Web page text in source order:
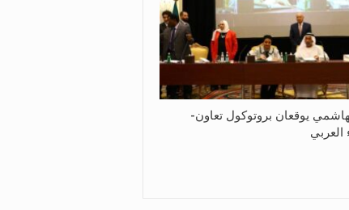
يوقعان بروتوكول تعاون-
العربي